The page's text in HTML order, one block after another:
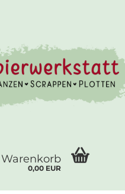
Warenkorb
0,00 EUR